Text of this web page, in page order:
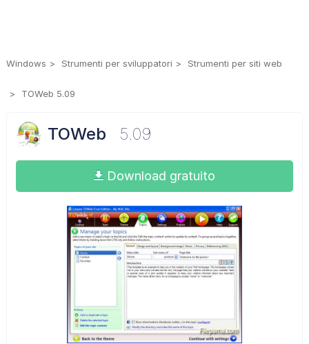
Windows Strumenti per sviluppatori Strumenti per siti web
TOWeb 5.09
TOWeb 5.09
Download gratuito